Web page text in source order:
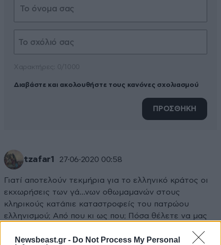
Newsbeast.gr - Do Not Process My Personal
Διαβάστε και ακολουθήστε τους κανόνες σχολιασμού
ΠΡΟΣΘΗΚΗ
tzafar1 27·06·2020 00:58
Γιατί αποτελούν τεκμήρια για το ελληνικό κράτος οι
εκχωρήσεις των γά...νων οθωμαμανών στους
κληρικούς κατάπιε καταστροφείς του πατρώου
ελληνισμού; Από που κι ως που; Πόσα θέλετε να μας